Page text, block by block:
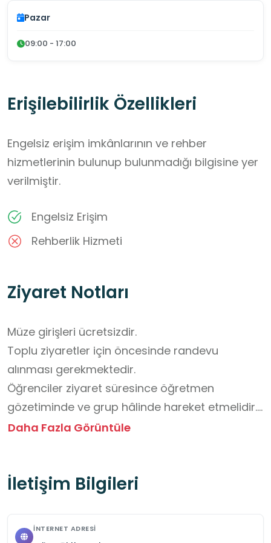
Pazar
09:00 - 17:00
Erişilebilirlik Özellikleri
Engelsiz erişim imkânlarının ve rehber
hizmetlerinin bulunup bulunmadığı bilgisine yer
verilmiştir.
Engelsiz Erişim
Rehberlik Hizmeti
Ziyaret Notları
Müze girişleri ücretsizdir.
Toplu ziyaretler için öncesinde randevu
alınması gerekmektedir.
Öğrenciler ziyaret süresince öğretmen
gözetiminde ve grup hâlinde hareket etmelidir.
Müze bahçesi, öğrencilerin kısa molalar
Medrese mimarisi gereği kapı eşikleri yüksek ve
takılmamaları için "tek sıra" halinde yürümeleri
Daha Fazla Görüntüle
İletişim Bilgileri
İNTERNET ADRESI